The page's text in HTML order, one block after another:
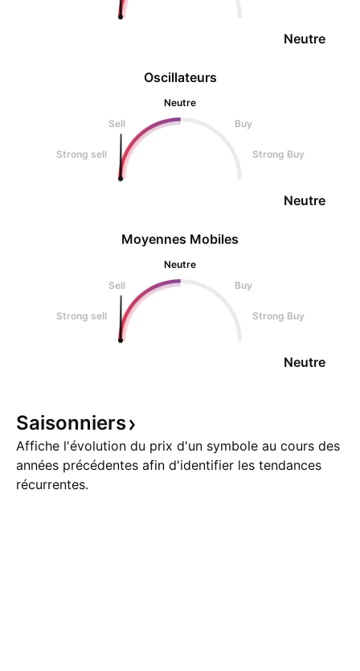
Oscillateurs
Neutre
Sell
Buy
Strong sell Strong Buy
Neutre
Neutre
Moyennes Mobiles
Neutre
Sell
Buy
Strong sell Strong Buy
Neutre
Saisonniers
Affiche l'évolution du prix d'un symbole au cours des
années précédentes afin d'identifier les tendances
récurrentes.